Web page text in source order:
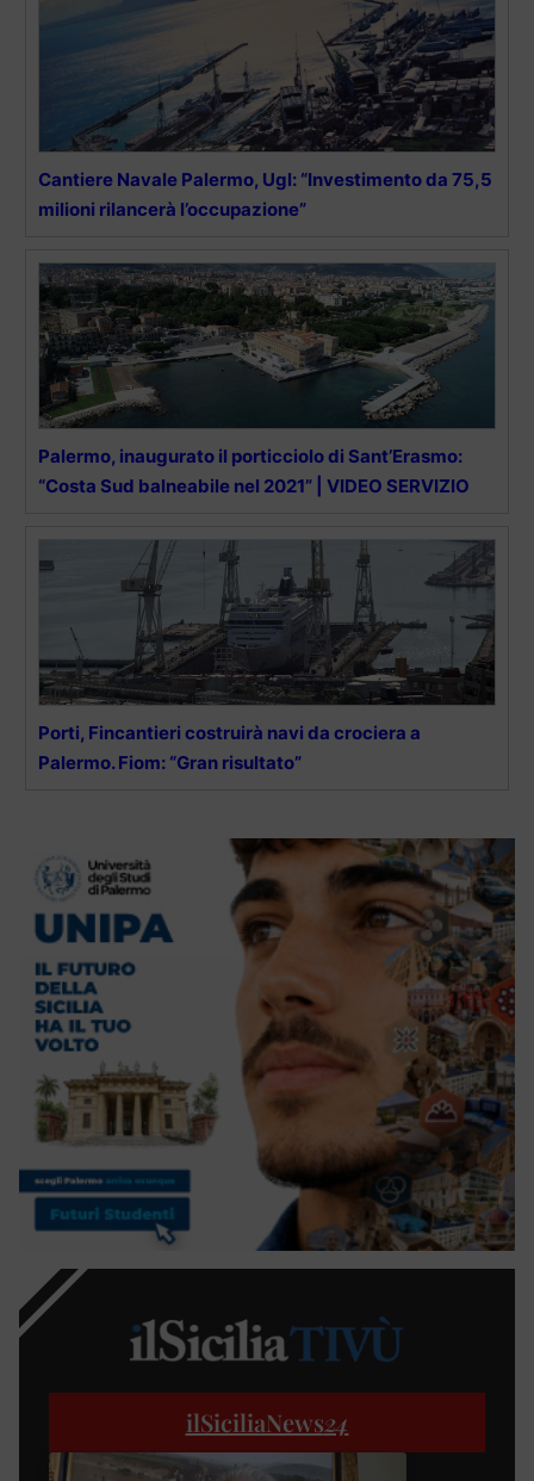
Cantiere Navale Palermo, Ugl: “Investimento da 75,5
milioni rilancerà l’occupazione”
Palermo, inaugurato il porticciolo di Sant’Erasmo:
“Costa Sud balneabile nel 2021” | VIDEO SERVIZIO
Porti, Fincantieri costruirà navi da crociera a
Palermo. Fiom: “Gran risultato”
ilSiciliaNews24